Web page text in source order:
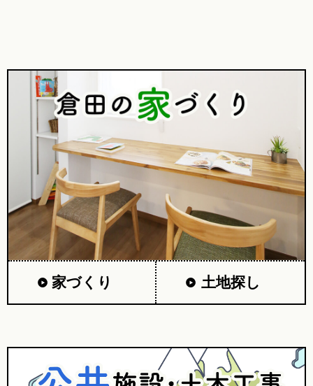
家づくり 土地探し